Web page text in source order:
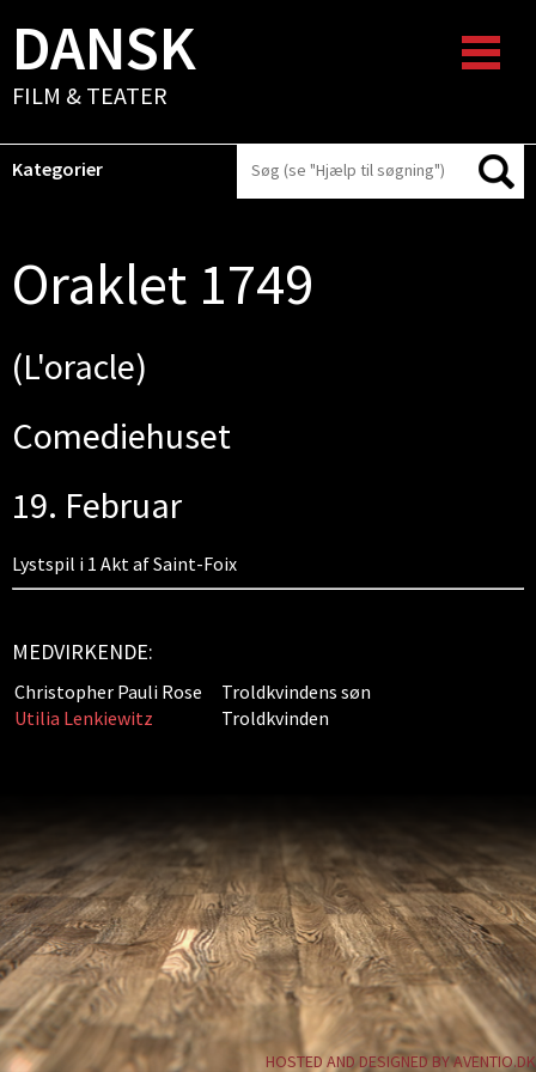
DANSK
FILM & TEATER
Kategorier
Oraklet 1749
(L'oracle)
Comediehuset
19. Februar
Lystspil i 1 Akt af Saint-Foix
MEDVIRKENDE:
Christopher Pauli Rose
Troldkvindens søn
Utilia Lenkiewitz
Troldkvinden
HOSTED AND DESIGNED BY AVENTIO.DK